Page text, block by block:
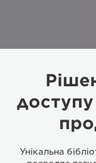
Унікальна